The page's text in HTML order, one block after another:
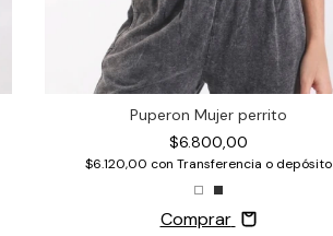
Puperon Mujer perrito
$6.800,00
$6.120,00 con Transferencia o depósito
Comprar